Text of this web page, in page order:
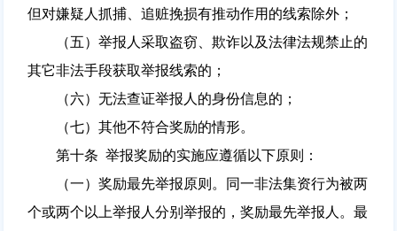
但对嫌疑人抓捕、追赃挽损有推动作用的线索除外；
（五）举报人采取盗窃、欺诈以及法律法规禁止的
其它非法手段获取举报线索的；
（六）无法查证举报人的身份信息的；
（七）其他不符合奖励的情形。
第十条 举报奖励的实施应遵循以下原则：
（一）奖励最先举报原则。同一非法集资行为被两
个或两个以上举报人分别举报的，奖励最先举报人。最